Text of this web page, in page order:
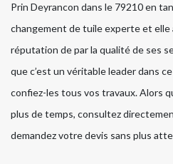
Prin Deyrancon dans le 79210 en
changement de tuile experte et elle
réputation de par la qualité de ses
que c’est un véritable leader dans
confiez-les tous vos travaux. Alors
plus de temps, consultez
demandez votre devis sans plus